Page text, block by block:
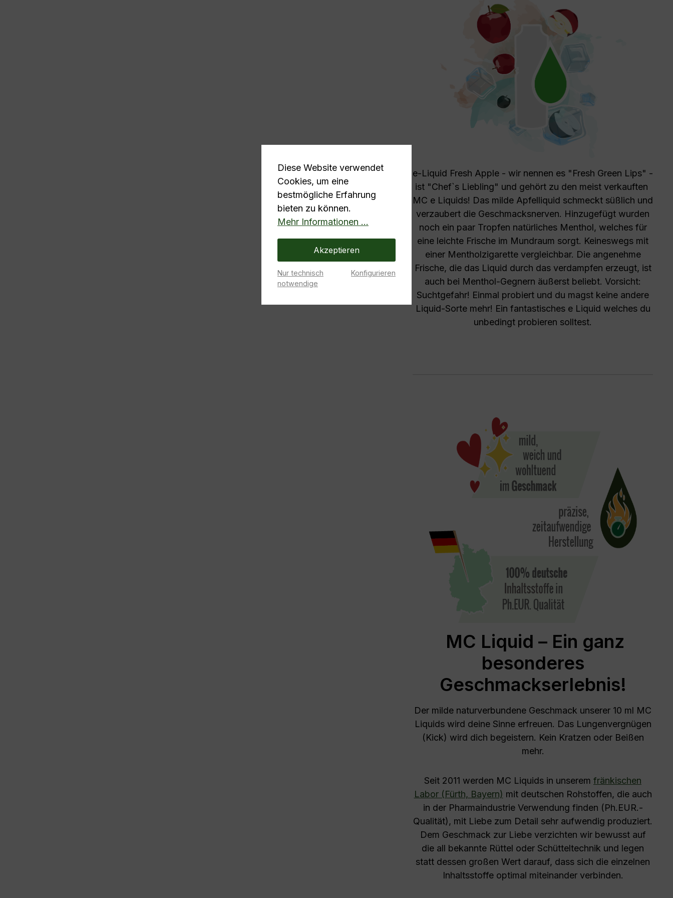
e-Liquid Fresh Apple - wir nennen es "Fresh Green Lips" -
ist "Chef`s Liebling" und gehört zu den meist verkauften
MC e Liquids! Das milde Apfelliquid schmeckt süßlich und
verzaubert die Geschmacksnerven. Hinzugefügt wurden
noch ein paar Tropfen natürliches Menthol, welches für
eine leichte Frische im Mundraum sorgt. Keineswegs mit
einer Mentholzigarette vergleichbar. Die angenehme
Frische, die das Liquid durch das verdampfen erzeugt, ist
auch bei Menthol-Gegnern äußerst beliebt. Vorsicht:
Suchtgefahr! Einmal probiert und du magst keine andere
Liquid-Sorte mehr! Ein fantastisches e Liquid welches du
unbedingt probieren solltest.
MC Liquid – Ein ganz
besonderes
Geschmackserlebnis!
Der milde naturverbundene Geschmack unserer 10 ml MC
Liquids wird deine Sinne erfreuen. Das Lungenvergnügen
(Kick) wird dich begeistern. Kein Kratzen oder Beißen
mehr.
Seit 2011 werden MC Liquids in unserem fränkischen
Labor (Fürth, Bayern) mit deutschen Rohstoffen, die auch
in der Pharmaindustrie Verwendung finden (Ph.EUR.-
Qualität), mit Liebe zum Detail sehr aufwendig produziert.
Dem Geschmack zur Liebe verzichten wir bewusst auf
die all bekannte Rüttel oder Schütteltechnik und legen
statt dessen großen Wert darauf, dass sich die einzelnen
Inhaltsstoffe optimal miteinander verbinden.
Diese Website verwendet
Cookies, um eine
bestmögliche Erfahrung
bieten zu können.
Mehr Informationen ...
Akzeptieren
Nur technisch
notwendige
Konfigurieren